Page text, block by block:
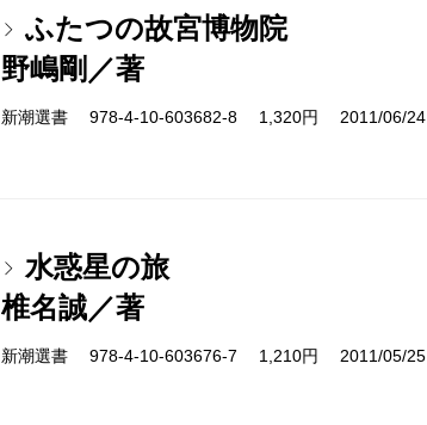
ふたつの故宮博物院
野嶋剛／著
新潮選書 978-4-10-603682-8 1,320円 2011/06/24
水惑星の旅
椎名誠／著
新潮選書 978-4-10-603676-7 1,210円 2011/05/25